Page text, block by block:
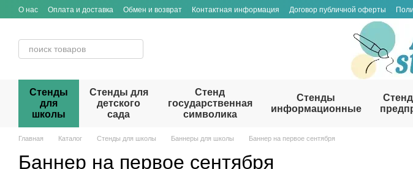
Перейти к основному контенту
О нас Оплата и доставка Обмен и возврат Контактная информация Договор публичной оферты
Стенды
для
школы
Стенды для
детского
сада
Стенд
государственная
символика
Стенды
информационные
Главная Каталог Стенды для школы Баннеры для школы Баннер на первое сентября
Баннер на первое сентября